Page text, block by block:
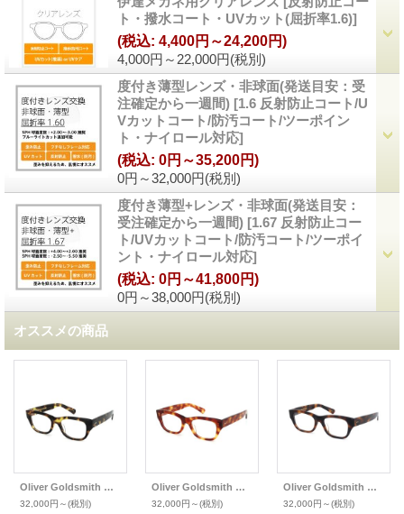
ト・撥水コート・UVカット(屈折率1.6)]
4,000円～22,000円(税別)
(税込: 4,400円～24,200円)
度付き薄型レンズ・非球面(発送目安：受
注確定から一週間) [1.6 反射防止コート/U
Vカットコート/防汚コート/ツーポイン
ト・ナイロール対応]
0円～32,000円(税別)
(税込: 0円～35,200円)
度付き薄型+レンズ・非球面(発送目安：
受注確定から一週間) [1.67 反射防止コー
ト/UVカットコート/防汚コート/ツーポイ
ント・ナイロール対応]
0円～38,000円(税別)
(税込: 0円～41,800円)
オススメの商品
Oliver Goldsmith オリバーゴールドスミス 定番メガネ CONSUL-ss コンスル-ss
32,000円～(税別)
Oliver Goldsmith オリバーゴールドスミス 定番メガネ CONSUL-ss コンスル-ss
32,000円～(税別)
Oliver Goldsmith オリバーゴールドスミス 定番メガネ CONSUL-ss コンスル-ss
32,000円～(税別)